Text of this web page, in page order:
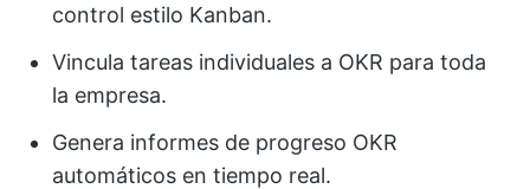
control estilo Kanban.
Vincula tareas individuales a OKR para toda
la empresa.
Genera informes de progreso OKR
automáticos en tiempo real.